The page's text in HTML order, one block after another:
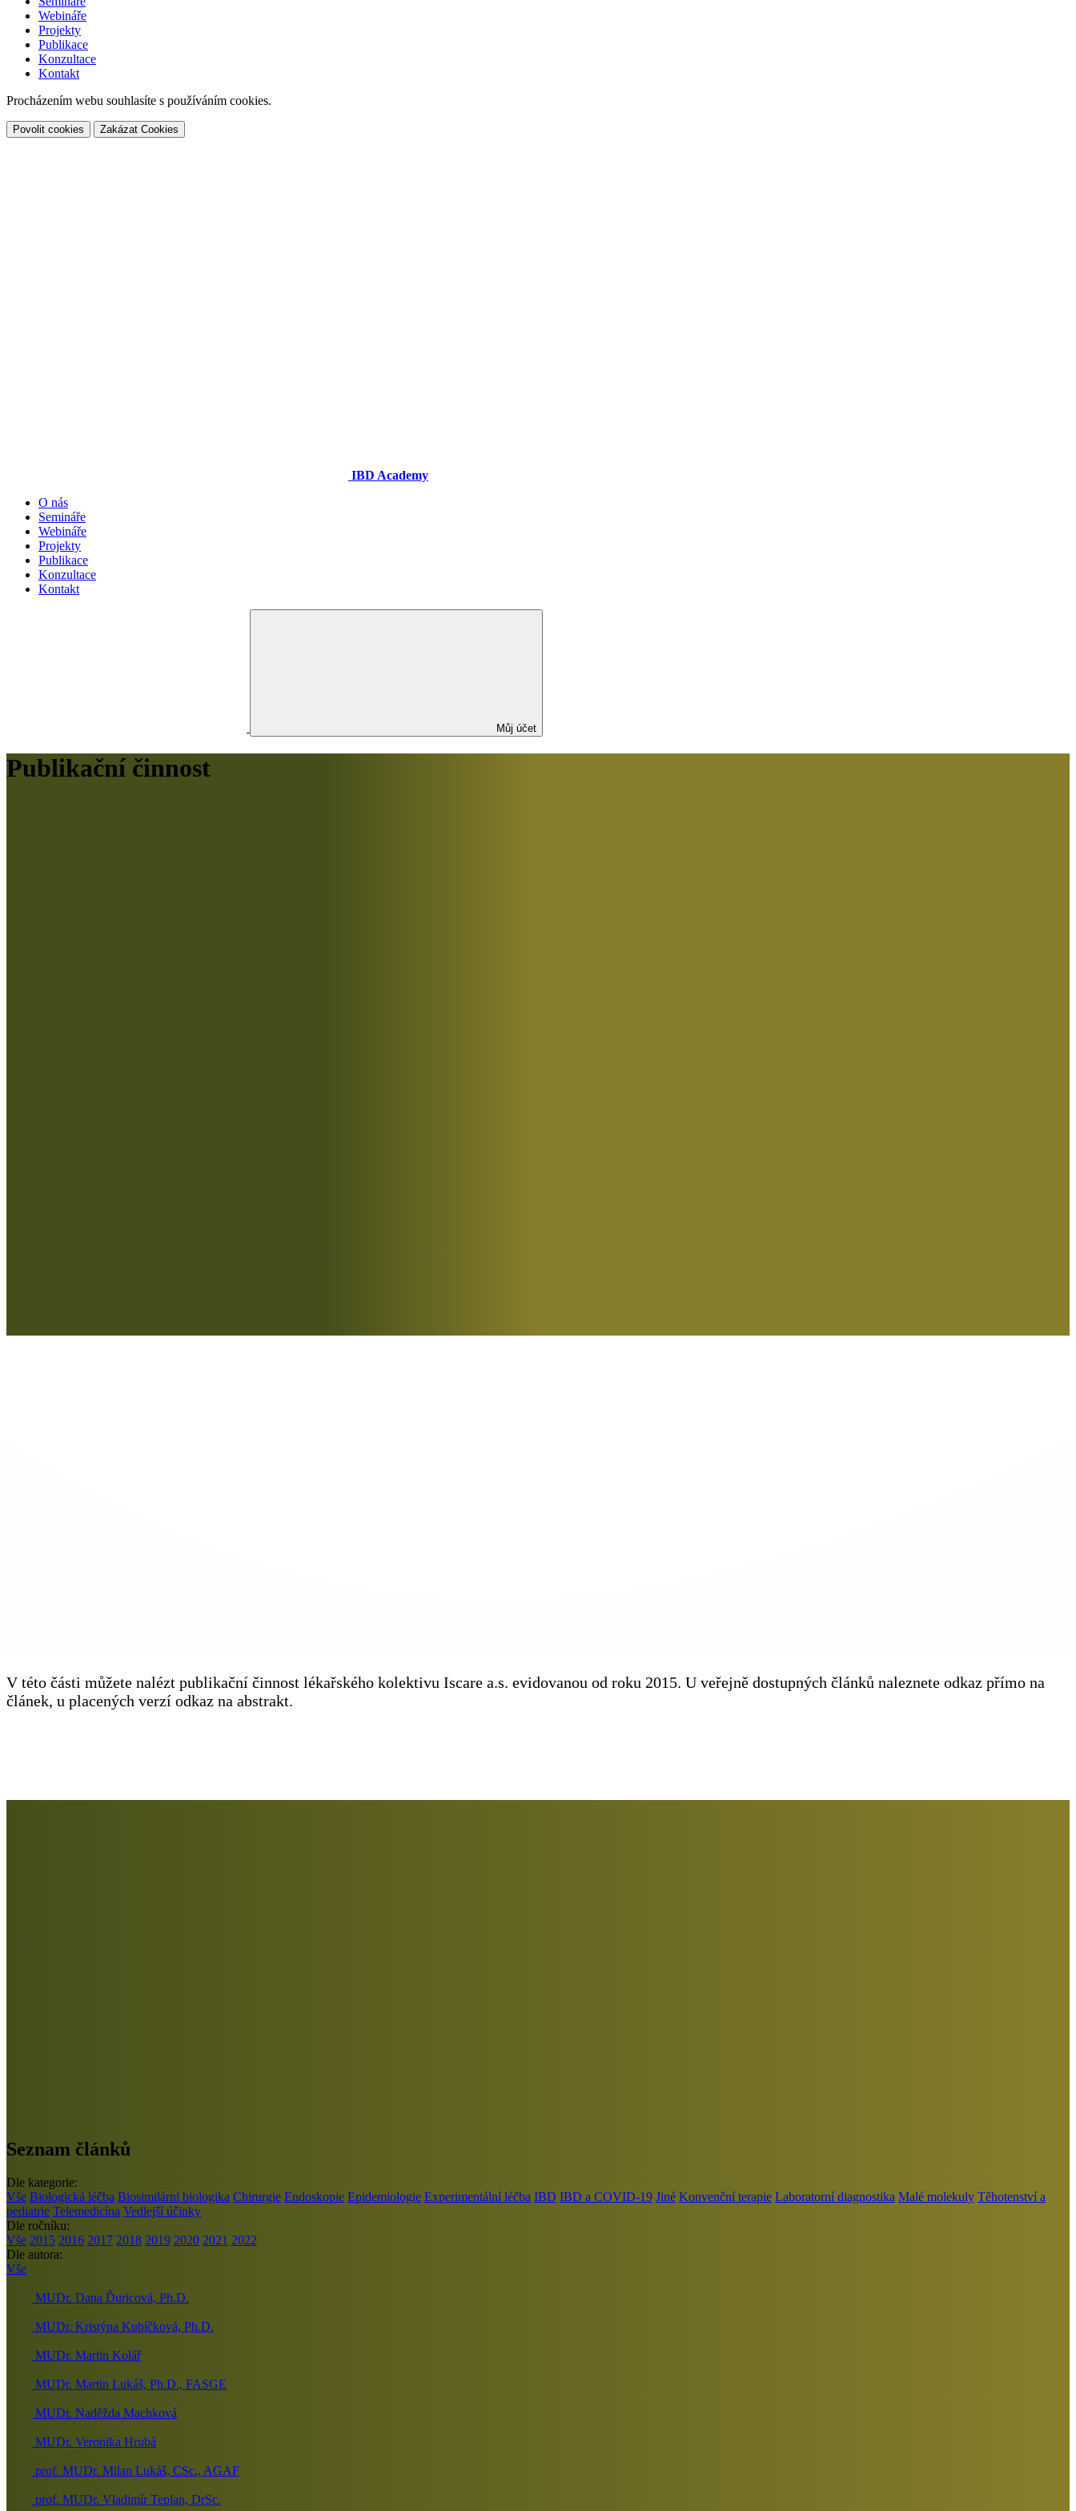
Webináře
Projekty
Publikace
Konzultace
Kontakt
Procházením webu souhlasíte s používáním cookies.
Povolit cookies Zakázat Cookies
IBD Academy
O nás
Semináře
Webináře
Projekty
Publikace
Konzultace
Kontakt
Můj účet
Publikační činnost
V této části můžete nalézt publikační činnost lékařského kolektivu Iscare a.s. evidovanou od roku 2015. U veřejně dostupných článků naleznete odkaz přímo na
článek, u placených verzí odkaz na abstrakt.
Seznam článků
Dle kategorie:
Vše Biologická léčba Biosimilární biologika Chirurgie Endoskopie Epidemiologie Experimentální léčba IBD IBD a COVID-19 Jiné Konvenční terapie Laboratorní diagnostika Malé molekuly Těhotenství a
pediatrie Telemedicína Vedlejší účinky
Dle ročníku:
Vše 2015 2016 2017 2018 2019 2020 2021 2022
Dle autora:
Vše
MUDr. Dana Ďuricová, Ph.D.
MUDr. Kristýna Kubíčková, Ph.D.
MUDr. Martin Kolář
MUDr. Martin Lukáš, Ph.D., FASGE
MUDr. Naděžda Machková
MUDr. Veronika Hrubá
prof. MUDr. Milan Lukáš, CSc., AGAF
prof. MUDr. Vladimír Teplan, DrSc.